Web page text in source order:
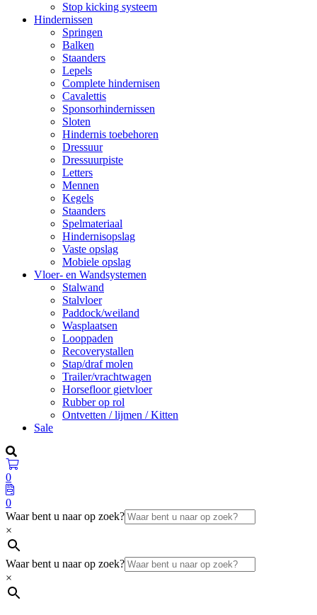
Stop kicking systeem
Hindernissen
Springen
Balken
Staanders
Lepels
Complete hindernisen
Cavalettis
Sponsorhindernissen
Sloten
Hindernis toebehoren
Dressuur
Dressuurpiste
Letters
Mennen
Kegels
Staanders
Spelmateriaal
Hindernisopslag
Vaste opslag
Mobiele opslag
Vloer- en Wandsystemen
Stalwand
Stalvloer
Paddock/weiland
Wasplaatsen
Looppaden
Recoverystallen
Stap/draf molen
Trailer/vrachtwagen
Horsefloor gietvloer
Rubber op rol
Ontvetten / lijmen / Kitten
Sale
0
0
Waar bent u naar op zoek?
×
Waar bent u naar op zoek?
×